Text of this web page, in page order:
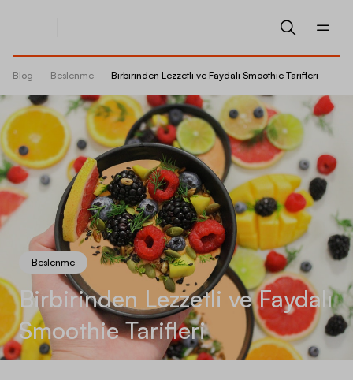
Blog - Beslenme - Birbirinden Lezzetli ve Faydalı Smoothie Tarifleri
Beslenme
Birbirinden Lezzetli ve Faydalı
Smoothie Tarifleri